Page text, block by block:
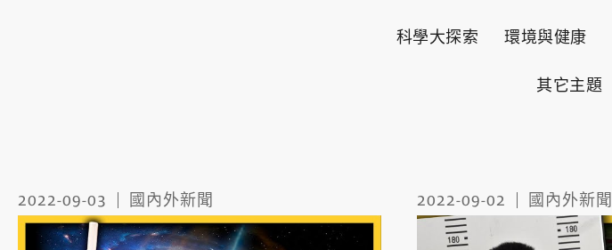
科學大探索 環境與健康
其它主題
2022-09-03 國內外新聞 2022-09-02 國內外新聞